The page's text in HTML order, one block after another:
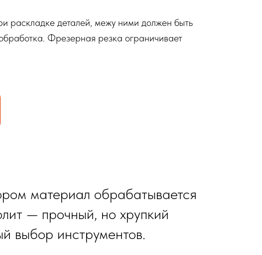
раскладке деталей, межу ними должен быть
Фрезерная резка ограничивает
материал обрабатывается
— прочный, но хрупкий
выбор инструментов.